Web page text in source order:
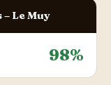
Le Muy
98%